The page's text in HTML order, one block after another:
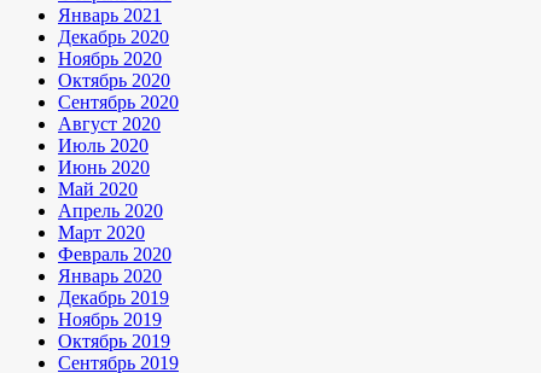
Январь 2021
Декабрь 2020
Ноябрь 2020
Октябрь 2020
Сентябрь 2020
Август 2020
Июль 2020
Июнь 2020
Май 2020
Апрель 2020
Март 2020
Февраль 2020
Январь 2020
Декабрь 2019
Ноябрь 2019
Октябрь 2019
Сентябрь 2019